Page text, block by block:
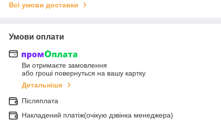
Всі умови доставки
Умови оплати
Ви отримаєте замовлення
або гроші повернуться на вашу картку
Детальніше
Післяплата
Накладений платіж(очікую дзвінка менеджера)